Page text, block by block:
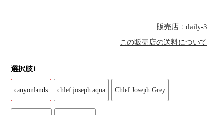
販売店：daily-3
この販売店の送料について
選択肢1
canyonlands chlef joseph aqua Chlef Joseph Grey